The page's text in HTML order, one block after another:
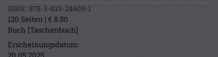
ISBN: 978-3-833-24608-1
120 Seiten | € 8.50
Buch [Taschenbuch]
Erscheinungsdatum: